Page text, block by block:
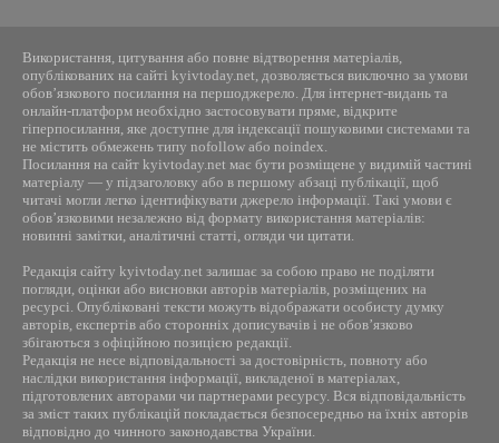
Використання, цитування або повне відтворення матеріалів,
опублікованих на сайті kyivtoday.net, дозволяється виключно за умови
обов’язкового посилання на першоджерело. Для інтернет-видань та
онлайн-платформ необхідно застосовувати пряме, відкрите
гіперпосилання, яке доступне для індексації пошуковими системами та
не містить обмежень типу nofollow або noindex.
Посилання на сайт kyivtoday.net має бути розміщене у видимій частині
матеріалу — у підзаголовку або в першому абзаці публікації, щоб
читачі могли легко ідентифікувати джерело інформації. Такі умови є
обов’язковими незалежно від формату використання матеріалів:
новинні замітки, аналітичні статті, огляди чи цитати.
Редакція сайту kyivtoday.net залишає за собою право не поділяти
погляди, оцінки або висновки авторів матеріалів, розміщених на
ресурсі. Опубліковані тексти можуть відображати особисту думку
авторів, експертів або сторонніх дописувачів і не обов’язково
збігаються з офіційною позицією редакції.
Редакція не несе відповідальності за достовірність, повноту або
наслідки використання інформації, викладеної в матеріалах,
підготовлених авторами чи партнерами ресурсу. Вся відповідальність
за зміст таких публікацій покладається безпосередньо на їхніх авторів
відповідно до чинного законодавства України.